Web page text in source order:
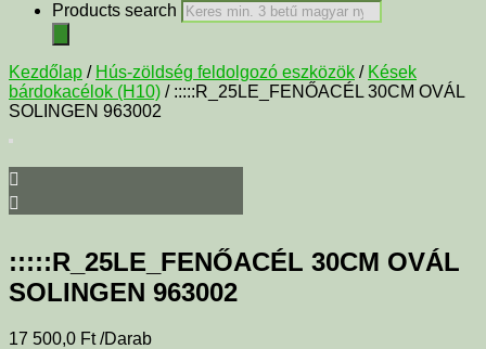
Products search
Kezdőlap / Hús-zöldség feldolgozó eszközök / Kések
bárdokacélok (H10) / :::::R_25LE_FENŐACÉL 30CM OVÁL
SOLINGEN 963002
:::::R_25LE_FENŐACÉL 30CM OVÁL
SOLINGEN 963002
17 500,0 Ft /Darab